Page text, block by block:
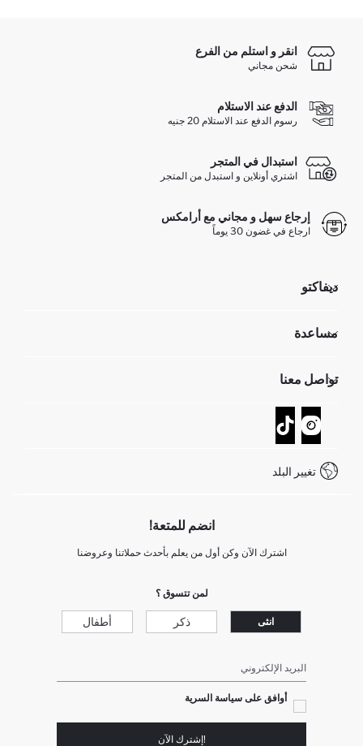
انقر و استلم من الفرع
شحن مجاني
الدفع عند الاستلام
رسوم الدفع عند الاستلام 20 جنيه
استبدال في المتجر
اشتري أونلاين و استبدل من المتجر
إرجاع سهل و مجاني مع أرامكس
ارجاع في غضون 30 يوماً
ديفاكتو
تعرف علينا
GIFT CLUB
مساعدة
عمليات الارجاع و الاستبدال السهلة
تتبع الشحنة
كيف يمكنك التسوق في ديفاكتو ؟
كيف تدفع في ديفاكتو؟
شروط المنافسة
تواصل معنا
نموذج الاتصال
خدمة العملاء
Call Center 19782
تغيير البلد
انضم للمتعة!
اشترك الآن وكن أول من يعلم بأحدث حملاتنا وعروضنا
لمن تتسوق ؟
انثى ذكر أطفال
البريد الإلكتروني
أوافق على سياسة السرية
!إشترك الآن